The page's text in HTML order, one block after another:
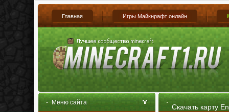
Главная Игры Майкнрафт онлайн
Меню сайта
Скачать карту